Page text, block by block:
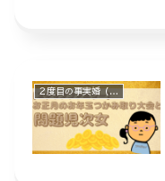
２度目の事実婚（ステップファミリー）